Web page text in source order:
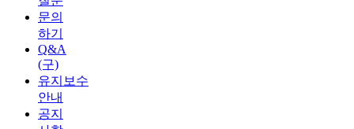
문의
하기
Q&A
(구)
유지보수
안내
공지